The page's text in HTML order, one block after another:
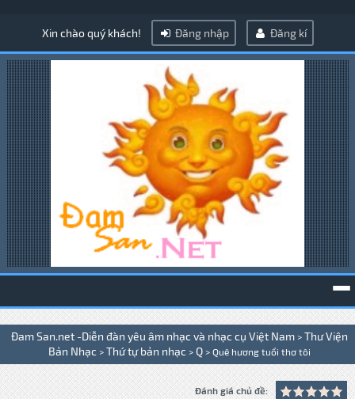
Xin chào quý khách! Đăng nhập Đăng kí
Đam San.net -Diễn đàn yêu âm nhạc và nhạc cụ Việt Nam > Thư Viện
Bản Nhạc > Thứ tự bản nhạc > Q > Quê hương tuổi thơ tôi
Đánh giá chủ đề: